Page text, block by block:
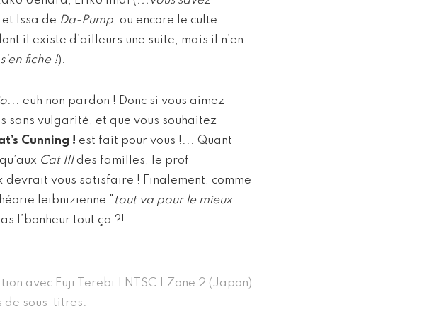
et Issa de Da-Pump, ou encore le culte
il existe d’ailleurs une suite, mais il n’en
fiche !).
... euh non pardon ! Donc si vous aimez
sans vulgarité, et que vous souhaitez
Cunning ! est fait pour vous !... Quant
Cat IIIdes familles, le prof
vous satisfaire ! Finalement, comme
leibnizienne " tout va pour le mieux
l’bonheur tout ça ?!
avec Fuji Terebi | NTSC | Zone 2 (Japon)
de sous-titres.